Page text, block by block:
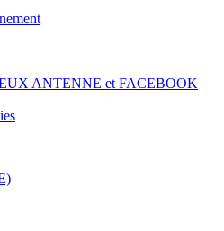
ANTENNE et FACEBOOK